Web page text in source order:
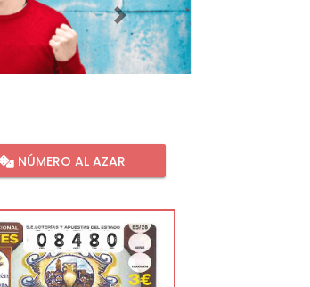
Imagen siguiente
NÚMERO AL AZAR